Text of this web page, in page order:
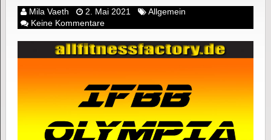
Mila Vaeth 2. Mai 2021
Allgemein
Keine Kommentare